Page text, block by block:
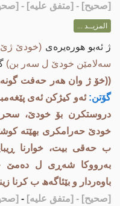
[صحيح] - [متفق عليه] - [صحيح
المزيــد ...
ژ ئه‌بو هوره‌یره‌ی (خودێ ژێ
سه‌لامێن خودێ ل سه‌ر بن)
((خۆ ژ وان هه‌ر حه‌فت
گۆتن: ئه‌و كیژكن ئه‌ی
دروستكرن بۆ خودێ، سحر
خودێ حه‌رامكری بهێته‌
ب حه‌قی بیت، خوارنا
به‌رووكا شه‌ڕی ل ده‌مێ
باوه‌ردار و بێئاگه‌ھ ب كرنا
[صحيح] - [متفق عليه] -